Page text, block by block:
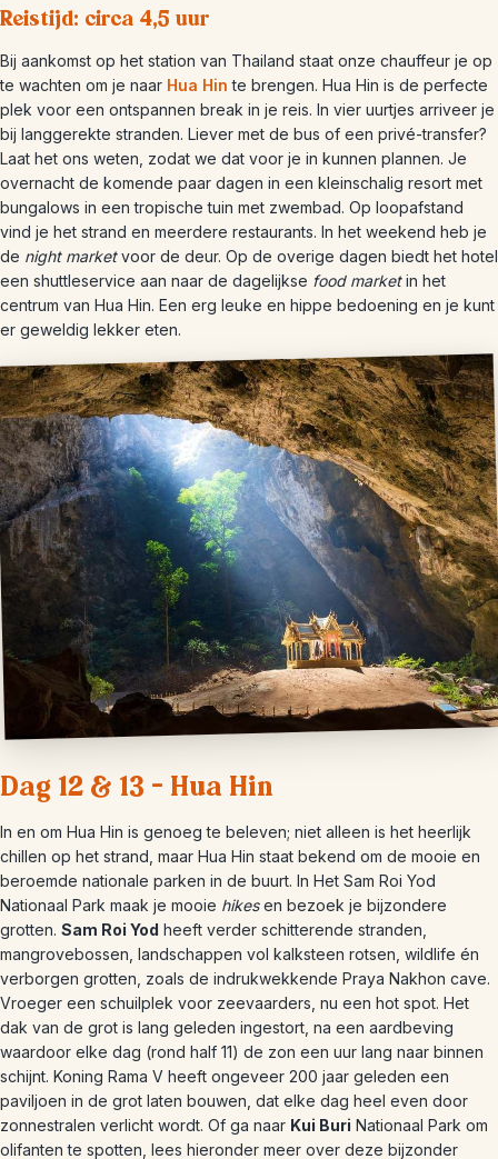
Reistijd: circa 4,5 uur
Bij aankomst op het station van Thailand staat onze chauffeur je op
te wachten om je naar Hua Hin te brengen. Hua Hin is de perfecte
plek voor een ontspannen break in je reis. In vier uurtjes arriveer je
bij langgerekte stranden. Liever met de bus of een privé-transfer?
Laat het ons weten, zodat we dat voor je in kunnen plannen. Je
overnacht de komende paar dagen in een kleinschalig resort met
bungalows in een tropische tuin met zwembad. Op loopafstand
vind je het strand en meerdere restaurants. In het weekend heb je
de night marketvoor de deur. Op de overige dagen biedt het hotel
een shuttleservice aan naar de dagelijkse food marketin het
centrum van Hua Hin. Een erg leuke en hippe bedoening en je kunt
er geweldig lekker eten.
Dag 12 & 13 – Hua Hin
In en om Hua Hin is genoeg te beleven; niet alleen is het heerlijk
chillen op het strand, maar Hua Hin staat bekend om de mooie en
beroemde nationale parken in de buurt. In Het Sam Roi Yod
Nationaal Park maak je mooie hikesen bezoek je bijzondere
grotten. Sam Roi Yod heeft verder schitterende stranden,
mangrovebossen, landschappen vol kalksteen rotsen, wildlife én
verborgen grotten, zoals de indrukwekkende Praya Nakhon cave.
Vroeger een schuilplek voor zeevaarders, nu een hot spot. Het
dak van de grot is lang geleden ingestort, na een aardbeving
waardoor elke dag (rond half 11) de zon een uur lang naar binnen
schijnt. Koning Rama V heeft ongeveer 200 jaar geleden een
paviljoen in de grot laten bouwen, dat elke dag heel even door
zonnestralen verlicht wordt. Of ga naar Kui Buri Nationaal Park om
olifanten te spotten, lees hieronder meer over deze bijzonder